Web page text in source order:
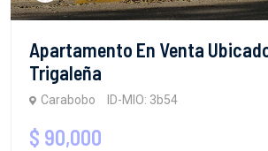
Apartamento En Venta
Trigaleña
Carabobo ID-MIO: 3b54
$ 90,000